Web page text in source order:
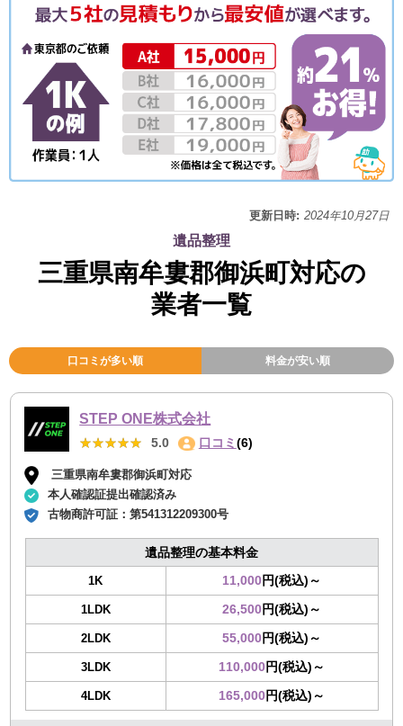
更新日時: 2024年10月27日
遺品整理
三重県南牟婁郡御浜町対応の
業者一覧
口コミが多い順 料金が安い順
STEP ONE株式会社
★★★★★
★★★★★ 5.0 口コミ (6)
三重県南牟婁郡御浜町対応
本人確認証提出確認済み
古物商許可証：第541312209300号
遺品整理の基本料金
1K 11,000円(税込)～
1LDK 26,500円(税込)～
2LDK 55,000円(税込)～
3LDK 110,000円(税込)～
4LDK 165,000円(税込)～